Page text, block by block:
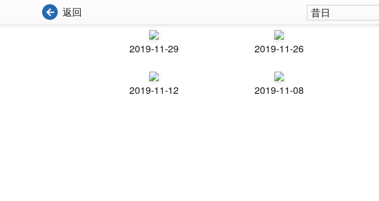
返回 昔日
2019-11-29 2019-11-26
2019-11-12 2019-11-08